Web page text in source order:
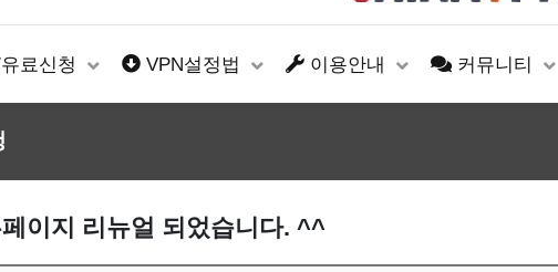
료신청 VPN설정법 이용안내 커뮤니티
이지 리뉴얼 되었습니다. ^^